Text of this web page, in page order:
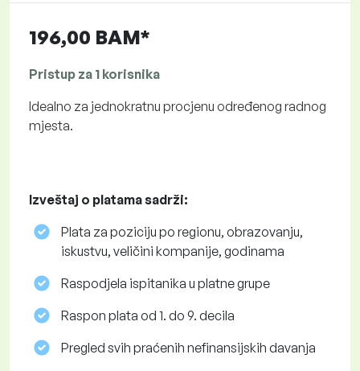
196,00 BAM*
Pristup za 1 korisnika
Idealno za jednokratnu procjenu određenog radnog
mjesta.
Izveštaj o platama sadrži:
Plata za poziciju po regionu, obrazovanju,
iskustvu, veličini kompanije, godinama
Raspodjela ispitanika u platne grupe
Raspon plata od 1. do 9. decila
Pregled svih praćenih nefinansijskih davanja